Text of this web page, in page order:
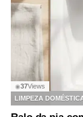
◉37Views
LIMPEZA